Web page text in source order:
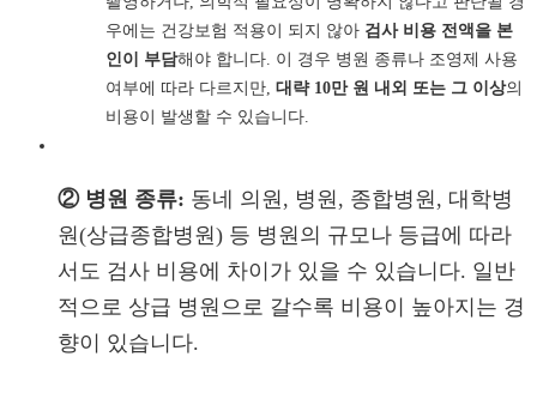
우에는 건강보험 적용이 되지 않아 검사 비용 전액을 본
인이 부담해야 합니다. 이 경우 병원 종류나 조영제 사용
여부에 따라 다르지만, 대략 10만 원 내외 또는 그 이상의
비용이 발생할 수 있습니다.
② 병원 종류: 동네 의원, 병원, 종합병원, 대학병
원(상급종합병원) 등 병원의 규모나 등급에 따라
서도 검사 비용에 차이가 있을 수 있습니다. 일반
적으로 상급 병원으로 갈수록 비용이 높아지는 경
향이 있습니다.